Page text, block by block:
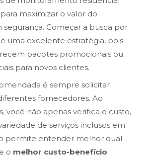
maximizar o valor do
Começar a busca por
uma excelente estratégia, pois
pacotes promocionais ou
para novos clientes.
é sempre solicitar
fornecedores. Ao
você não apenas verifica o custo,
de serviços inclusos em
permite entender melhor qual
o melhor custo-benefício.